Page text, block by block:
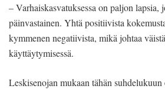
– Varhaiskasvatuksessa on paljon lapsia,
päinvastainen. Yhtä positiivista
kymmenen negatiivista, mikä johtaa
käyttäytymisessä.
Leskisenojan mukaan tähän suhdelukuun